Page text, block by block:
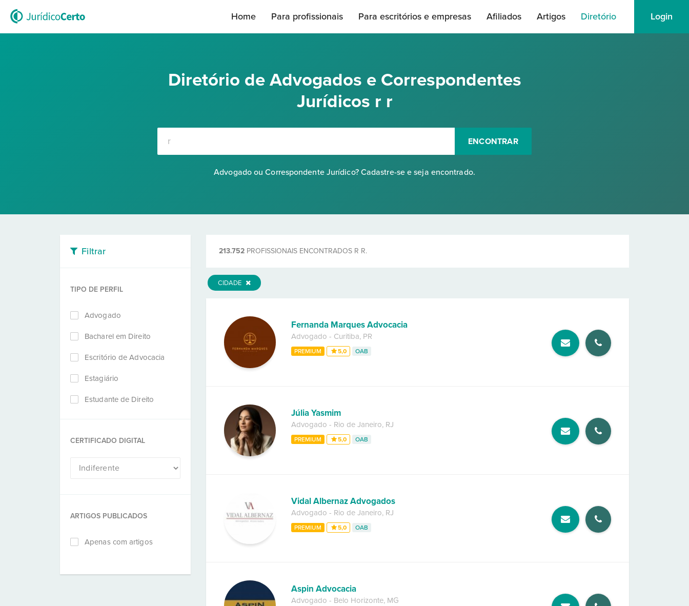
Home Para profissionais Para escritórios e empresas Afiliados Artigos Diretório Login
Diretório de Advogados e Correspondentes
Jurídicos r r
ENCONTRAR
Advogado ou Correspondente Jurídico? Cadastre-se e seja encontrado.
Filtrar
TIPO DE PERFIL
Advogado
Bacharel em Direito
Escritório de Advocacia
Estagiário
Estudante de Direito
CERTIFICADO DIGITAL
ARTIGOS PUBLICADOS
Apenas com artigos
213.752 PROFISSIONAIS ENCONTRADOS R R.
CIDADE
Fernanda Marques Advocacia
Advogado - Curitiba, PR
PREMIUM 5,0 OAB
Júlia Yasmim
Advogado - Rio de Janeiro, RJ
PREMIUM 5,0 OAB
Vidal Albernaz Advogados
Advogado - Rio de Janeiro, RJ
PREMIUM 5,0 OAB
Aspin Advocacia
Advogado - Belo Horizonte, MG